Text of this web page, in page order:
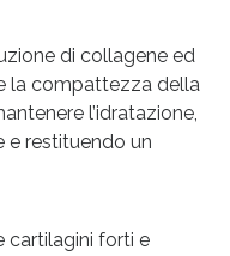
di collagene ed
la compattezza della
l’idratazione,
e restituendo un
cartilagini forti e
Oggi